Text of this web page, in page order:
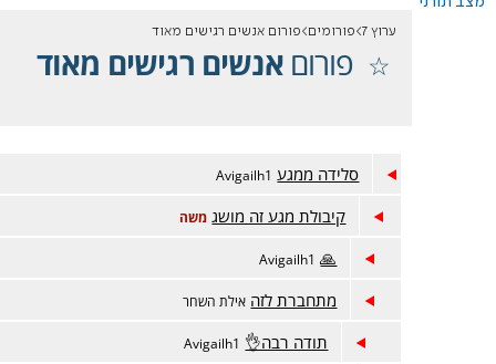
ערוץ 7 פורומים פורום אנשים רגישים מאוד
פורוםאנשים רגישים מאוד
סלידה ממגע Avigailh1
קיבולת מגע זה מושג משה
🙏
Avigailh1
מתחברת לזה אילת השחר
תודה רבה👌 Avigailh1